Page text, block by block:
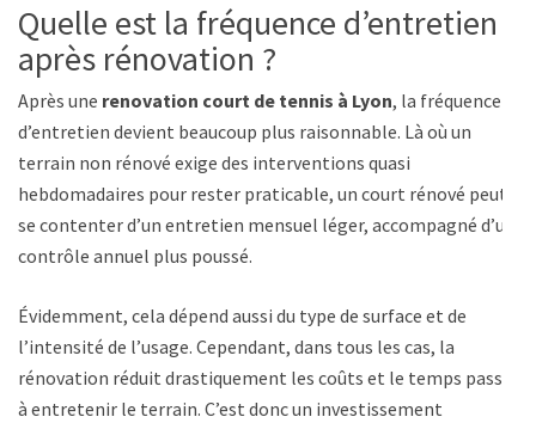
Quelle est la fréquence d’entretien
après rénovation ?
Après une renovation court de tennis à Lyon, la fréquence
d’entretien devient beaucoup plus raisonnable. Là où un
terrain non rénové exige des interventions quasi
hebdomadaires pour rester praticable, un court rénové peut
se contenter d’un entretien mensuel léger, accompagné d’un
contrôle annuel plus poussé.
Évidemment, cela dépend aussi du type de surface et de
l’intensité de l’usage. Cependant, dans tous les cas, la
rénovation réduit drastiquement les coûts et le temps passé
à entretenir le terrain. C’est donc un investissement